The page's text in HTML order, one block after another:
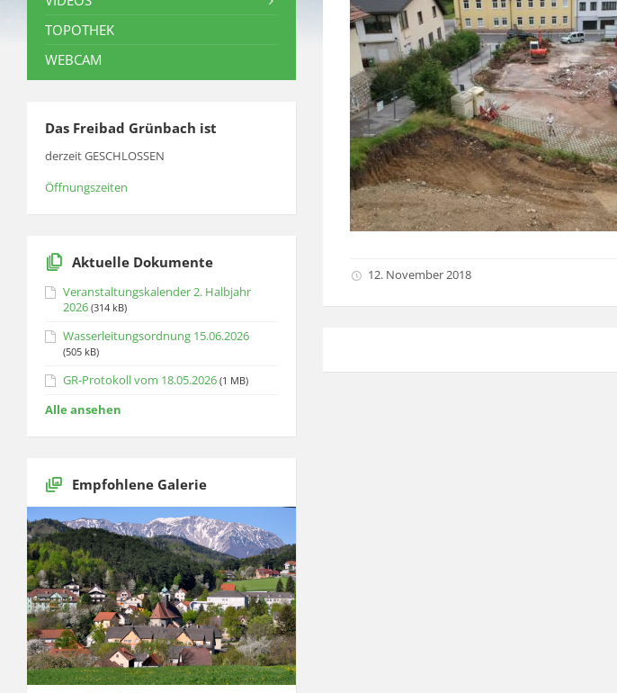
12. November 2018
TOPOTHEK
WEBCAM
Das Freibad Grünbach ist
derzeit GESCHLOSSEN
Öffnungszeiten
Aktuelle Dokumente
Veranstaltungskalender 2. Halbjahr
2026 (314 kB)
Wasserleitungsordnung 15.06.2026
(505 kB)
GR-Protokoll vom 18.05.2026 (1 MB)
Alle ansehen
Empfohlene Galerie